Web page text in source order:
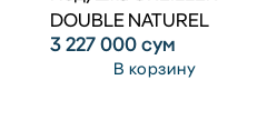
DOUBLE NATUREL
3 227 000сум
В корзину